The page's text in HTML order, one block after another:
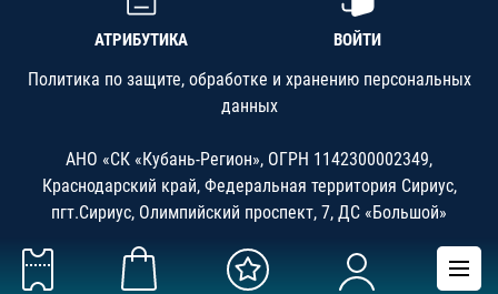
АТРИБУТИКА ВОЙТИ
Политика по защите, обработке и хранению персональных
данных
АНО «СК «Кубань-Регион», ОГРН 1142300002349,
Краснодарский край, Федеральная территория Сириус,
пгт.Сириус, Олимпийский проспект, 7, ДС «Большой»